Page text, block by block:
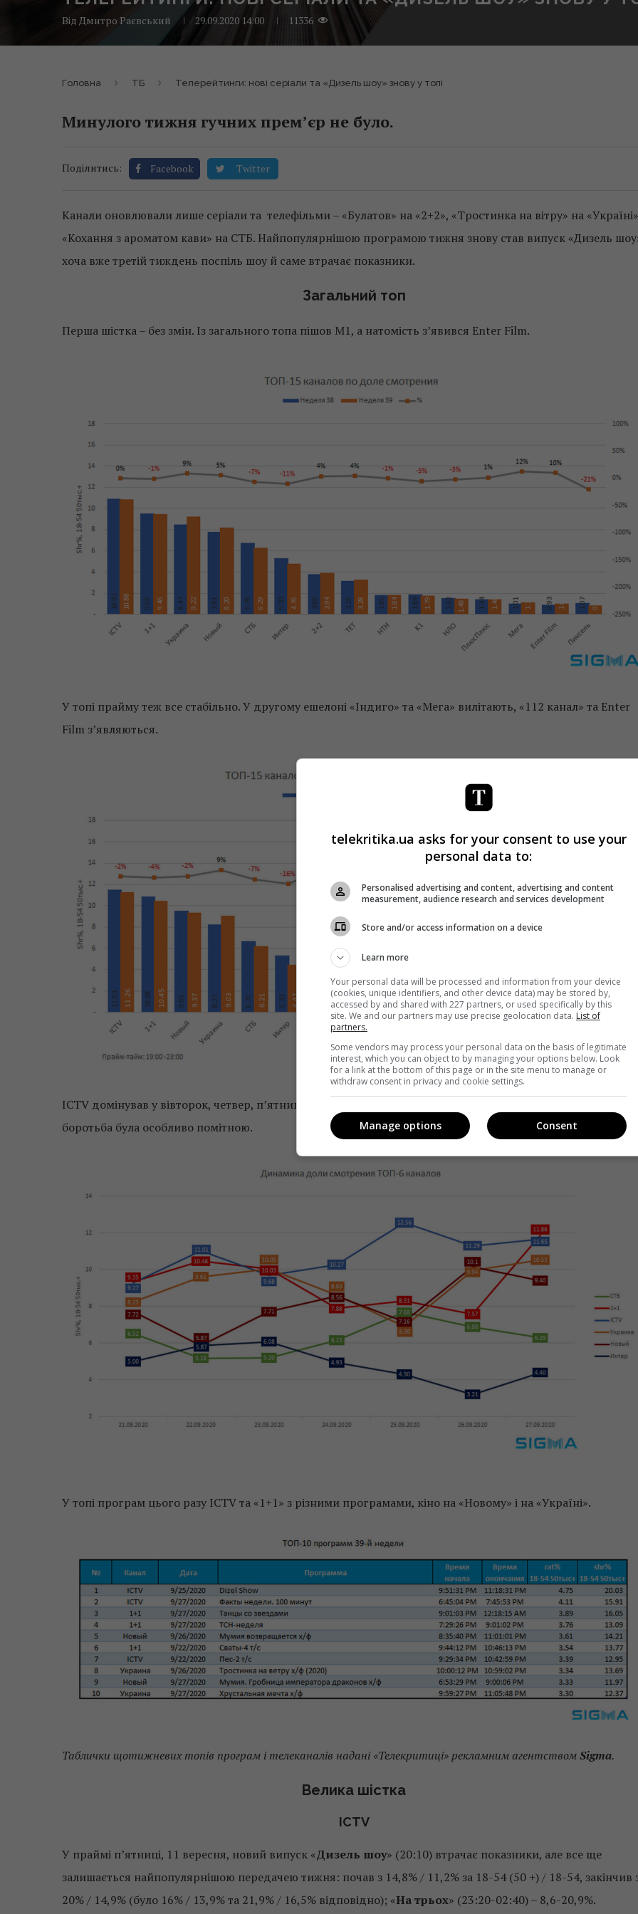
Від Дмитро Раєвський 29.09.2020 14:00 11336
Головна ТБ Телерейтинги: нові серіали та «Дизель шоу» знову у топі
Минулого тижня гучних прем’єр не було.
Поділитись: Facebook Twitter
Канали оновлювали лише серіали та телефільми – «Булатов» на «2+2», «Тростинка на вітру» на «Україні»
«Кохання з ароматом кави» на СТБ. Найпопулярнішою програмою тижня знову став випуск «Дизель
хоча вже третій тиждень поспіль шоу й саме втрачає показники.
Загальний топ
Перша шістка – без змін. Із загального топа пішов М1, а натомість з’явився Enter Film.
У топі прайму теж все стабільно. У другому ешелоні «Індиго» та «Мега» вилітають, «112 канал» та Enter
Film з’являються.
ICTV домінував у вівторок, четвер, п’ятницю і суботу, поступившись «Плюсам» в інші дні. У середу
боротьба була особливо помітною.
У топі програм цього разу ICTV та «1+1» з різними програмами, кіно на «Новому» і на «Україні».
Таблички щотижневих топів програм і телеканалів надані «Телекритиці» рекламним агентствомSigmа.
Велика шістка
ICTV
У праймі п’ятниці, 11 вересня, новий випуск «Дизель шоу» (20:10) втрачає показники, але все ще
залишається найпопулярнішою передачею тижня: почав з 14,8% / 11,2% за 18-54 (50 +) / 18-54, закінчив
20% / 14,9% (було 16% / 13,9% та 21,9% / 16,5% відповідно); «На трьох» (23:20-02:40) – 8,6-20,9%.
telekritika.ua asks for your consent to use your
personal data to:
Personalised advertising and content, advertising and content
measurement, audience research and services development
Store and/or access information on a device
Learn more
Your personal data will be processed and information from your device
(cookies, unique identifiers, and other device data) may be stored by,
accessed by and shared with 227 partners, or used specifically by this
site. We and our partners may use precise geolocation data. List of
partners.
Some vendors may process your personal data on the basis of legitimate
interest, which you can object to by managing your options below. Look
for a link at the bottom of this page or in the site menu to manage or
withdraw consent in privacy and cookie settings.
Consent
Manage options